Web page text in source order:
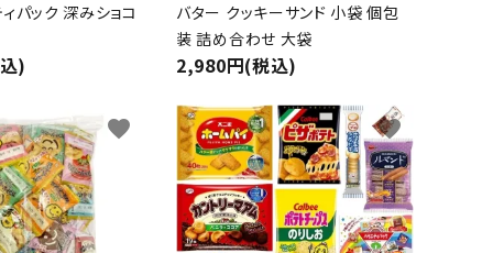
パック 深みショコ
)
バター クッキーサンド 小袋 個包
装 詰め合わせ 大袋
2,980円(税込)
favorite favorite